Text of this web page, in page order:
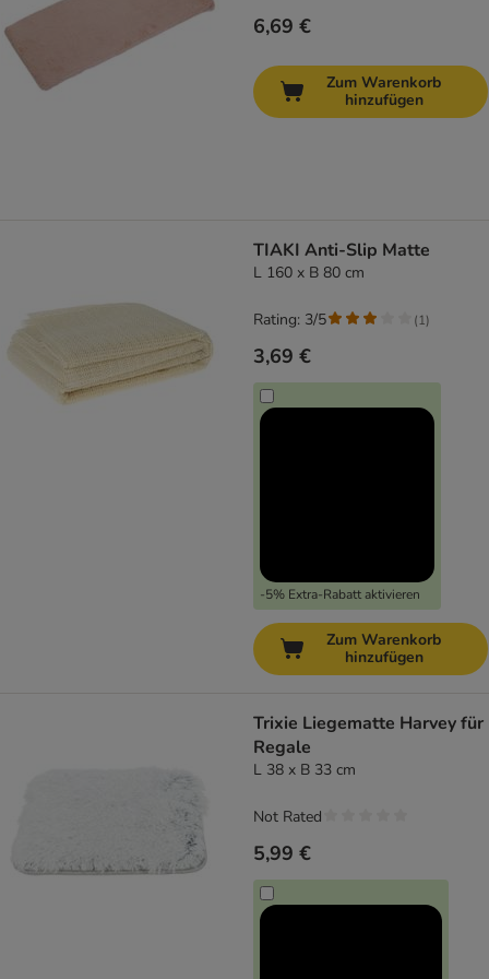
6,69 €
Zum Warenkorb
hinzufügen
TIAKI Anti-Slip Matte
L 160 x B 80 cm
3,69 €
-5% Extra-Rabatt aktivieren
Rating: 3/5 (1)
Zum Warenkorb
hinzufügen
Trixie Liegematte Harvey für
Regale
L 38 x B 33 cm
5,99 €
Not Rated